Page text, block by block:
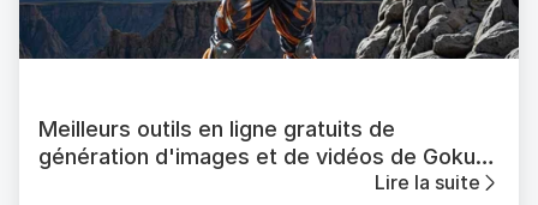
Meilleurs outils en ligne gratuits de
génération d'images et de vidéos de Goku
Lire la suite